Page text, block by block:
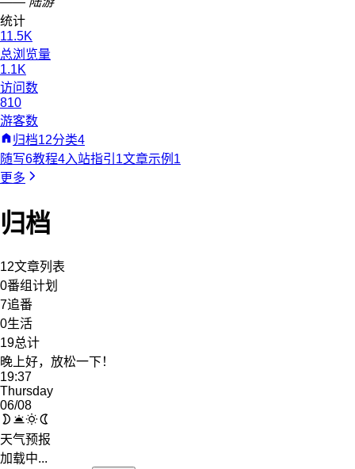
统计
11.5K
总浏览量
1.1K
访问数
810
游客数
归档12分类4
随写6教程4入站指引 1文章示例 1
更多
归档
12文章列表
0番组计划
7追番
0生活
19总计
晚上好，放松一下！
19:37
Thursday
06/08
天气预报
加载中...